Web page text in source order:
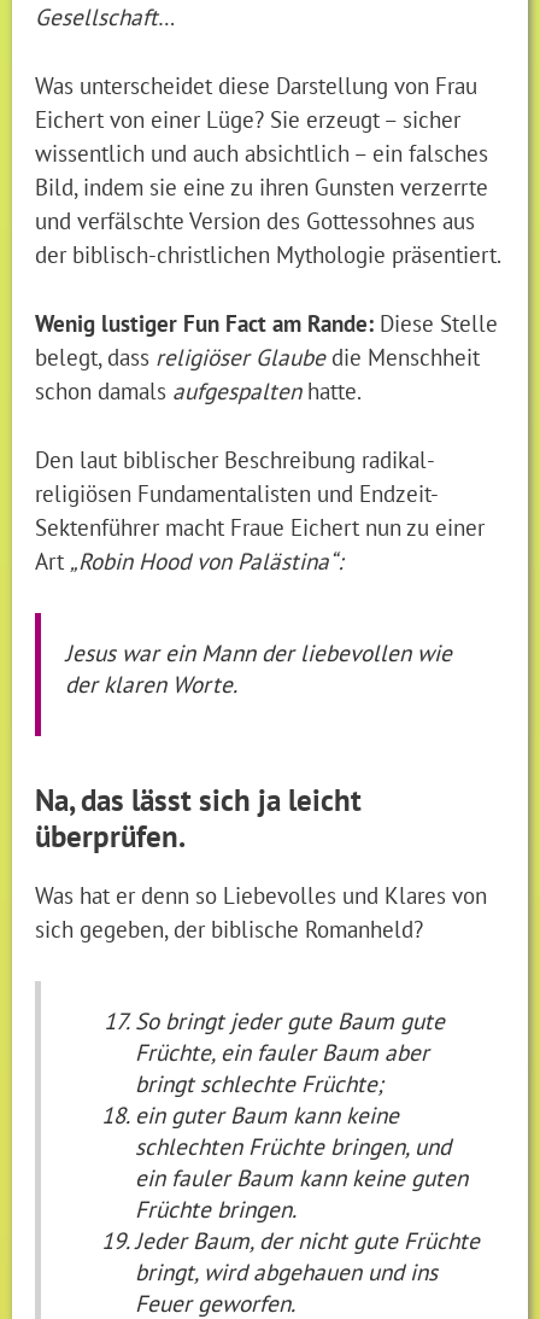
Gesellschaft…
Was unterscheidet diese Darstellung von Frau
Eichert von einer Lüge? Sie erzeugt – sicher
wissentlich und auch absichtlich – ein falsches
Bild, indem sie eine zu ihren Gunsten verzerrte
und verfälschte Version des Gottessohnes aus
der biblisch-christlichen Mythologie präsentiert.
Wenig lustiger Fun Fact am Rande: Diese Stelle
belegt, dass religiöser Glaube die Menschheit
schon damals aufgespalten hatte.
Den laut biblischer Beschreibung radikal-
religiösen Fundamentalisten und Endzeit-
Sektenführer macht Fraue Eichert nun zu einer
Art „Robin Hood von Palästina“:
Jesus war ein Mann der liebevollen wie
der klaren Worte.
Na, das lässt sich ja leicht
überprüfen.
Was hat er denn so Liebevolles und Klares von
sich gegeben, der biblische Romanheld?
So bringt jeder gute Baum gute
Früchte, ein fauler Baum aber
bringt schlechte Früchte;
ein guter Baum kann keine
schlechten Früchte bringen, und
ein fauler Baum kann keine guten
Früchte bringen.
Jeder Baum, der nicht gute Früchte
bringt, wird abgehauen und ins
Feuer geworfen.